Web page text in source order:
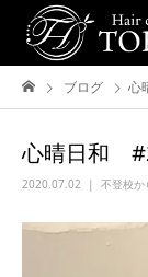
ブログ 心
心晴日和
2020.07.02 不登校か